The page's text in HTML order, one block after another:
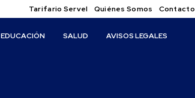
Tarifario Servel Quiénes Somos Contacto
EDUCACIÓN SALUD AVISOS LEGALES